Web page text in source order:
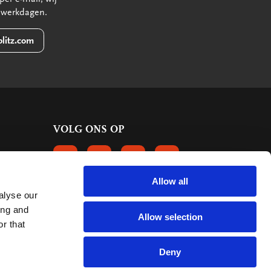
our
and
that
Allow all
Allow selection
Deny
VOLG ONS OP
VOLGS ONS OP FACEBOOK
VOLG ONS OP INSTAGRAM
VOLG ONS OP LINKEDIN
VOLG ONS OP
KLANTBEOORDELINGEN